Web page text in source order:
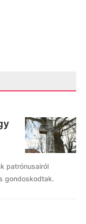
patrónusairól
gondoskodtak.